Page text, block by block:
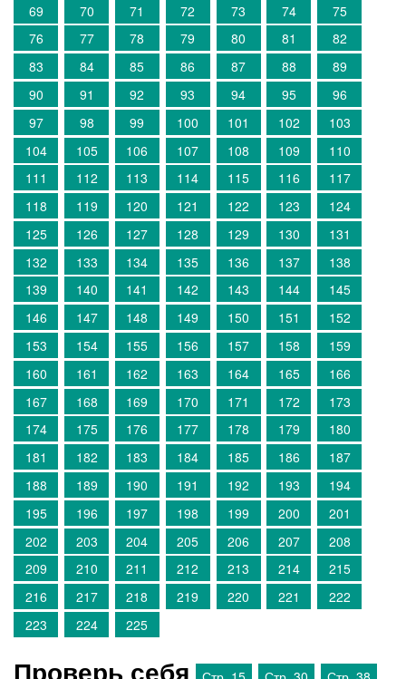
69
70 71 72 73 74
75
76
77 78 79 80 81
82
83
84 85 86 87 88
89
90
91 92 93 94 95
96
97
98 99 100 101 102
103
104
105 106 107 108 109
110
111
112 113 114 115 116
117
118
119 120 121 122 123
124
125
126 127 128 129 130
131
132
133 134 135 136 137
138
139
140 141 142 143 144
145
146
147 148 149 150 151
152
153
154 155 156 157 158
159
160
161 162 163 164 165
166
167
168 169 170 171 172
173
174
175 176 177 178 179
180
181
182 183 184 185 186
187
188
189 190 191 192 193
194
195
196 197 198 199 200
201
202
203 204 205 206 207
208
209
210 211 212 213 214
215
216
217 218 219 220 221
222
223
224 225
Проверь себя